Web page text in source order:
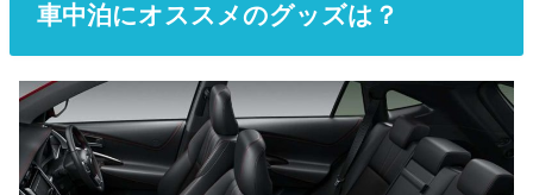
車中泊にオススメのグッズは？